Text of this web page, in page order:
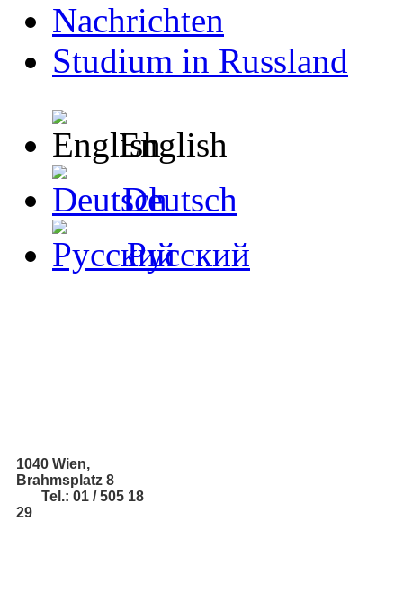
Nachrichten
Studium in Russland
English
Deutsch
Русский
1040 Wien,
Brahmsplatz 8
Tel.: 01 / 505 18
29